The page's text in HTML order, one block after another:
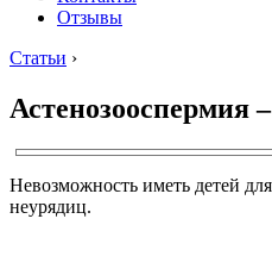
Отзывы
Статьи ›
Астенозооспермия
Невозможность иметь детей
неурядиц.